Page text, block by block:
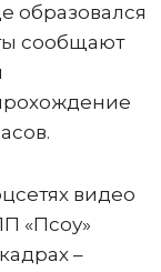
образовался
сообщают
видео
«Псоу»
–